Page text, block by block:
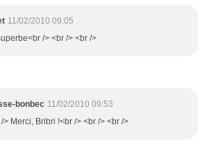
11/02/2010 09:05
/> <br /> <br />
bonbec 11/02/2010 09:53
> Merci, Bribri !<br /> <br /> <br />